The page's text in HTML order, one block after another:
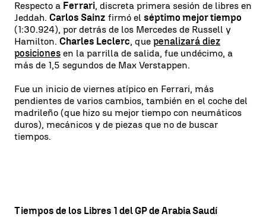
Respecto a Ferrari, discreta primera sesión de libres en
Jeddah. Carlos Sainz firmó el séptimo mejor tiempo
(1:30.924), por detrás de los Mercedes de Russell y
Hamilton. Charles Leclerc, que penalizará diez
posiciones en la parrilla de salida, fue undécimo, a
más de 1,5 segundos de Max Verstappen.
Fue un inicio de viernes atípico en Ferrari, más
pendientes de varios cambios, también en el coche del
madrileño (que hizo su mejor tiempo con neumáticos
duros), mecánicos y de piezas que no de buscar
tiempos.
Tiempos de los Libres 1 del GP de Arabia Saudí